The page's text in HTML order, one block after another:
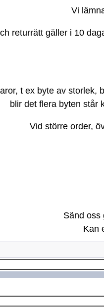
Vi
returrätt gäller i 10
t ex byte av storlek,
blir det flera byten står
Vid större order,
Sänd oss
Kan